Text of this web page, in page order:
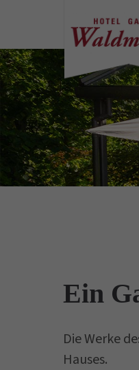
Ein
Die Werke
Hauses.